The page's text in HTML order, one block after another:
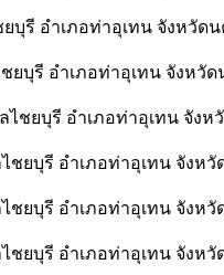
รี อำเภอท่าอุเทน จังหวัด
บุรี อำเภอท่าอุเทน จังหวั
ชยบุรี อำเภอท่าอุเทน จัง
ยบุรี อำเภอท่าอุเทน จังห
ยบุรี อำเภอท่าอุเทน จังห
ยบุรี อำเภอท่าอุเทน จังห